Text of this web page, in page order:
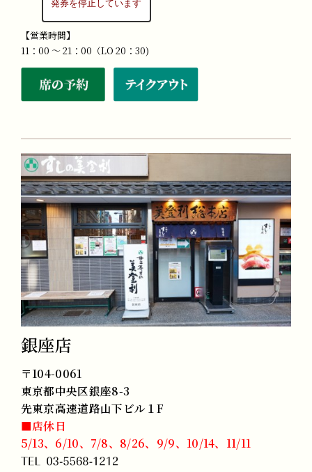
【営業時間】
11：00 ～ 21：00（LO 20：30)
銀座店
〒104-0061
東京都中央区銀座8-3
先東京高速道路山下ビル１F
■店休日
5/13、6/10、7/8、8/26、9/9、10/14、11/11